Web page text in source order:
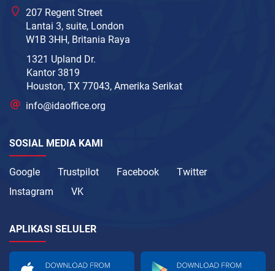
207 Regent Street
Lantai 3, suite, London
W1B 3HH, Britania Raya
1321 Upland Dr.
Kantor 3819
Houston, TX 77043, Amerika Serikat
info@idaoffice.org
SOSIAL MEDIA KAMI
Google Trustpilot Facebook
Twitter
Instagram
VK
APLIKASI SELULER